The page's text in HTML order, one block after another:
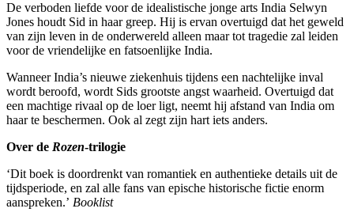
De verboden liefde voor de idealistische jonge arts India Selwyn
Jones houdt Sid in haar greep. Hij is ervan overtuigd dat het geweld
van zijn leven in de onderwereld alleen maar tot tragedie zal leiden
voor de vriendelijke en fatsoenlijke India.
Wanneer India’s nieuwe ziekenhuis tijdens een nachtelijke inval
wordt beroofd, wordt Sids grootste angst waarheid. Overtuigd dat
een machtige rivaal op de loer ligt, neemt hij afstand van India om
haar te beschermen. Ook al zegt zijn hart iets anders.
Over de Rozen-trilogie
‘Dit boek is doordrenkt van romantiek en authentieke details uit de
tijdsperiode, en zal alle fans van epische historische fictie enorm
aanspreken.’ Booklist